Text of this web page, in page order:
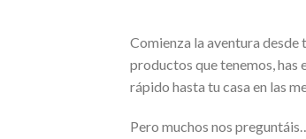
Comienza la aventura desde
productos que tenemos, has
rápido hasta tu casa en las
Pero muchos nos